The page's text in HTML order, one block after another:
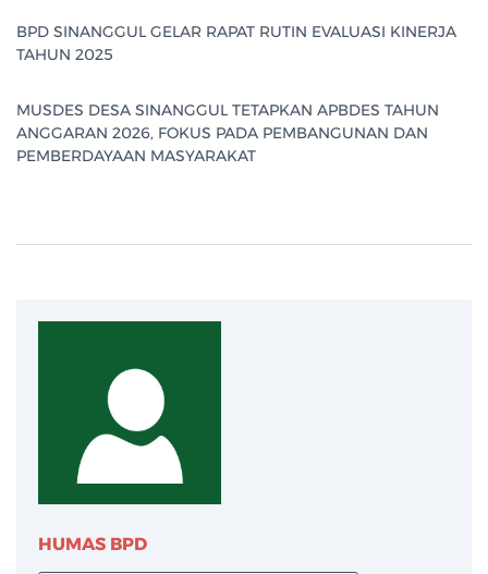
BPD SINANGGUL GELAR RAPAT RUTIN EVALUASI KINERJA
TAHUN 2025
MUSDES DESA SINANGGUL TETAPKAN APBDES TAHUN
ANGGARAN 2026, FOKUS PADA PEMBANGUNAN DAN
PEMBERDAYAAN MASYARAKAT
HUMAS BPD